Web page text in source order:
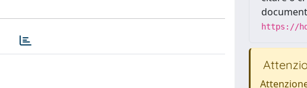
https://